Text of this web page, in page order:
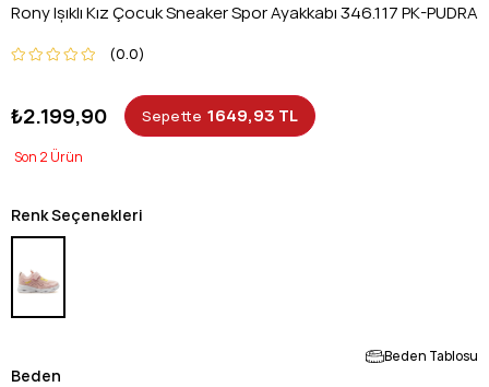
Rony Işıklı Kız Çocuk Sneaker Spor Ayakkabı 346.117 PK-PUDRA
0.0
₺2.199,90 Sepette 1649,93 TL
2
Renk Seçenekleri
Beden Tablosu
Beden